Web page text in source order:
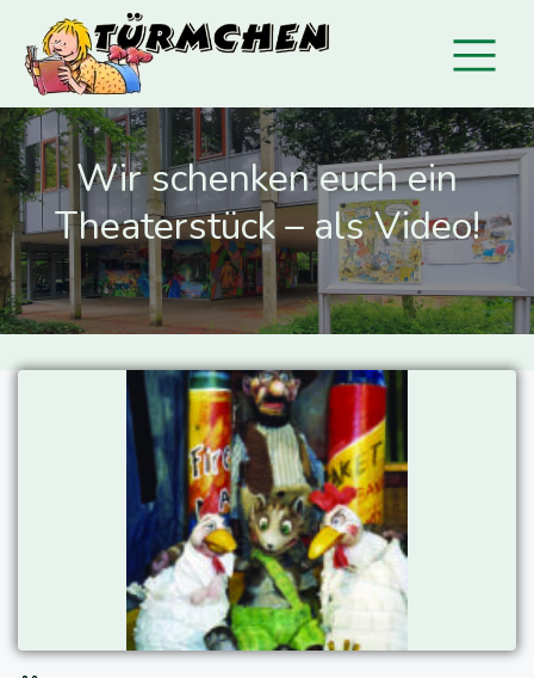
Wir schenken euch ein
Theaterstück – als Video!